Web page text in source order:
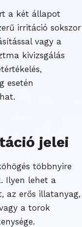
a két állapot
irritáció sokszor
vagy a
kivizsgálás
esetén
jelei
többnyire
Ilyen lehet a
az erős illatanyag,
a torok